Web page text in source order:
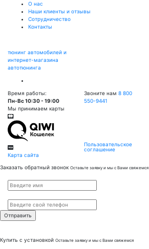
О нас
Наши клиенты и отзывы
Сотрудничество
Контакты
тюнинг автомобилей и
интернет-магазина
автотюнинга
Время работы:
Пн-Вс 10:30 - 19:00
Мы принимаем карты
Карта сайта
Звоните нам 8 800
550-9441
Пользовательское
соглашение
Заказать обратный звонок Оставьте заявку и мы с Вами свяжемся
Купить с установкой Оставьте заявку и мы с Вами свяжемся